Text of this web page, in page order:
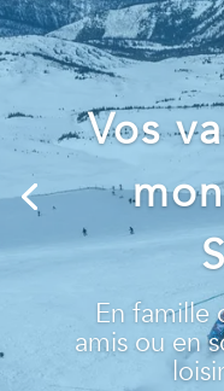
Vos
En famille
amis ou en